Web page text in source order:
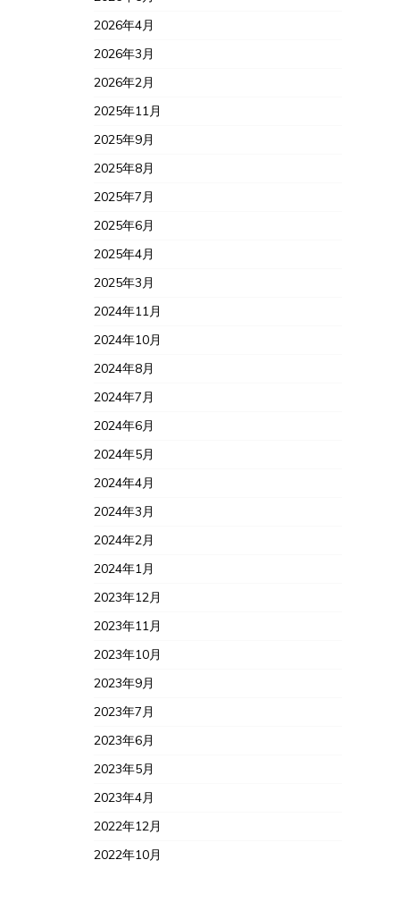
2026年4月
2026年3月
2026年2月
2025年11月
2025年9月
2025年8月
2025年7月
2025年6月
2025年4月
2025年3月
2024年11月
2024年10月
2024年8月
2024年7月
2024年6月
2024年5月
2024年4月
2024年3月
2024年2月
2024年1月
2023年12月
2023年11月
2023年10月
2023年9月
2023年7月
2023年6月
2023年5月
2023年4月
2022年12月
2022年10月